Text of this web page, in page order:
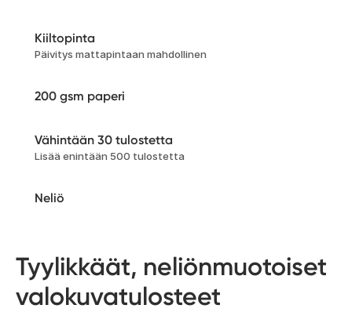
Kiiltopinta
Päivitys mattapintaan mahdollinen
200 gsm paperi
Vähintään 30 tulostetta
Lisää enintään 500 tulostetta
Neliö
Tyylikkäät, neliönmuotoiset
valokuvatulosteet